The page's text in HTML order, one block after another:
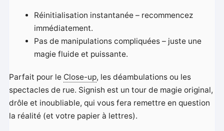
Réinitialisation instantanée – recommencez
immédiatement.
Pas de manipulations compliquées – juste une
magie fluide et puissante.
Parfait pour le Close-up, les déambulations ou les
spectacles de rue. Signish est un tour de magie original,
drôle et inoubliable, qui vous fera remettre en question
la réalité (et votre papier à lettres).